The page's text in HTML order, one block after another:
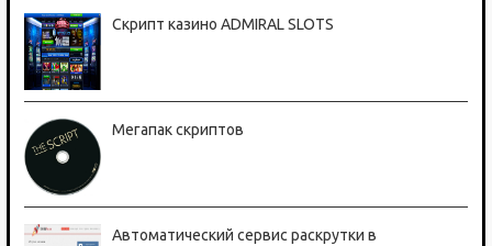
Скрипт казино ADMIRAL SLOTS
Мегапак скриптов
Автоматический сервис раскрутки в